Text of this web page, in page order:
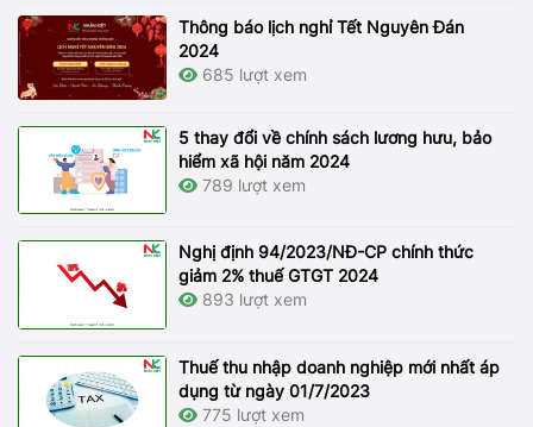
Thông báo lịch nghỉ Tết Nguyên Đán
2024
685 lượt xem
5 thay đổi về chính sách lương hưu, bảo
hiểm xã hội năm 2024
789 lượt xem
Nghị định 94/2023/NĐ-CP chính thức
giảm 2% thuế GTGT 2024
893 lượt xem
Thuế thu nhập doanh nghiệp mới nhất áp
dụng từ ngày 01/7/2023
775 lượt xem